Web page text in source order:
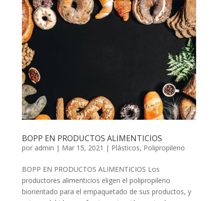
BOPP EN PRODUCTOS ALIMENTICIOS
por admin | Mar 15, 2021 | Plásticos, Polipropileno
BOPP EN PRODUCTOS ALIMENTICIOS Los
productores alimenticios eligen el polipropileno
biorientado para el empaquetado de sus productos, y